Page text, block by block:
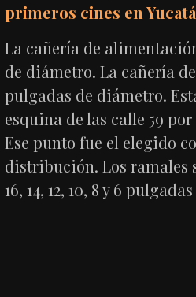
primeros cines en
La cañería de
de diámetro. La cañería
pulgadas de diámetro.
esquina de las calle 59
Ese punto fue el elegido
distribución. Los ramales
16, 14, 12, 10, 8 y 6